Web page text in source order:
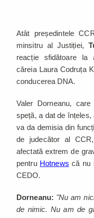
Atât președintele
minsitru al Justiției,
reacție sfidătoare la
căreia Laura Codruța
conducerea DNA.
Valer Dorneanu,
speță, a dat de
va da demisia din
de judecător al
afectată extrem de
pentru Hotnews că nu
CEDO.
Dorneanu: "Nu am
de nimic. Nu am de